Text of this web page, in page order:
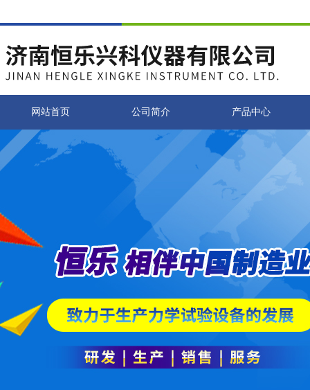
网站首页 公司简介 产品中心